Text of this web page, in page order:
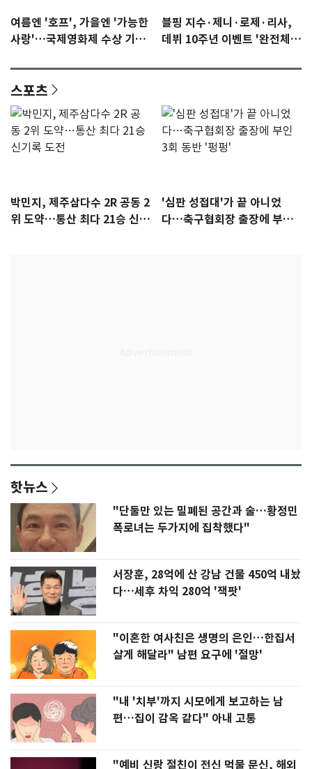
여름엔 '호프', 가을엔 '가능한
사랑'…국제영화제 수상 기대
블핑 지수·제니·로제·리사,
데뷔 10주년 이벤트 '완전체'
스포츠
박민지, 제주삼다수 2R 공동 2
위 도약…통산 최다 21승 신기
'심판 성접대'가 끝 아니었
다…축구협회장 출장에 부인
핫뉴스
"단둘만 있는 밀폐된 공간과 술…황정민
폭로녀는 두가지에 집착했다"
서장훈, 28억에 산 강남 건물 450억 내놨
다…세후 차익 280억 '잭팟'
"이혼한 여사친은 생명의 은인…한집서
살게 해달라" 남편 요구에 '절망'
"내 '치부'까지 시모에게 보고하는 남
편…집이 감옥 같다" 아내 고통
"예비 신랑 절친이 전신 먹물 문신, 해외